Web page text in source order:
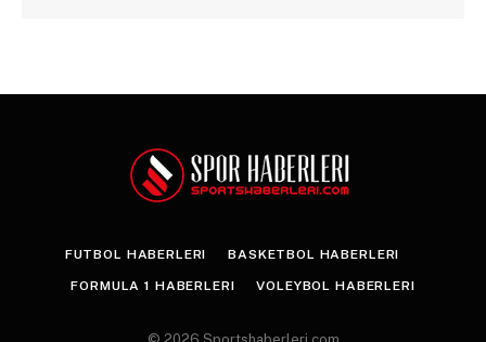
FUTBOL HABERLERI BASKETBOL HABERLERI
FORMULA 1 HABERLERI VOLEYBOL HABERLERI